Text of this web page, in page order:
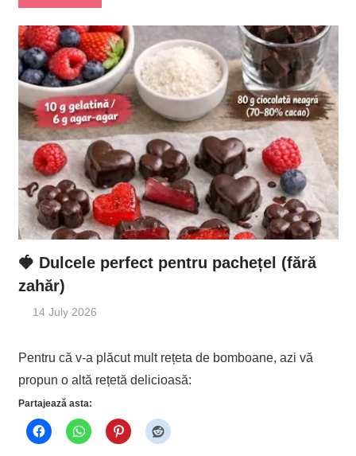
🍓 Dulcele perfect pentru pachețel (fără
zahăr)
14 July 2026
Pentru că v-a plăcut mult rețeta de bomboane, azi vă
propun o altă rețetă delicioasă:
Partajează asta: